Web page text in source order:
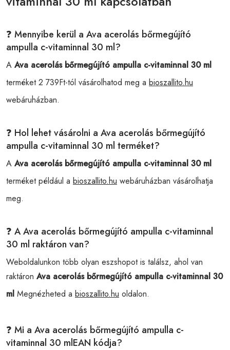
❓ Mennyibe kerül a Ava acerolás bőrmegújító
ampulla c-vitaminnal 30 ml?
A Ava acerolás bőrmegújító ampulla c-vitaminnal 30 ml
terméket 2 739Ft-tól vásárolhatod meg a bioszallito.hu
webáruházban.
❓ Hol lehet vásárolni a Ava acerolás bőrmegújító
ampulla c-vitaminnal 30 ml terméket?
A Ava acerolás bőrmegújító ampulla c-vitaminnal 30 ml
terméket például a bioszallito.hu webáruházban vásárolhatja
meg.
❓ A Ava acerolás bőrmegújító ampulla c-vitaminnal
30 ml raktáron van?
Weboldalunkon több olyan eszshopot is találsz, ahol van
raktáron Ava acerolás bőrmegújító ampulla c-vitaminnal 30
ml Megnézheted a bioszallito.hu oldalon.
❓ Mi a Ava acerolás bőrmegújító ampulla c-
vitaminnal 30 mlEAN kódja?